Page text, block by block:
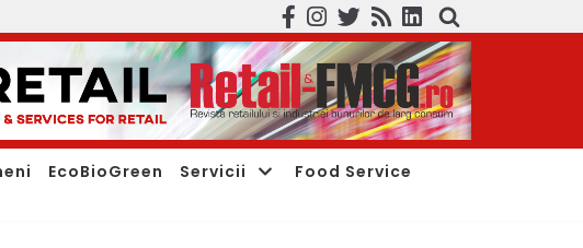
EcoBioGreen Servicii
Food Service